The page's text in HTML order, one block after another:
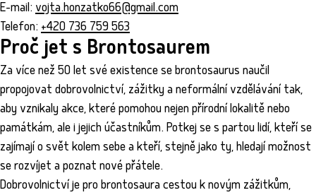
E-mail: vojta.honzatko66@gmail.com
Telefon: +420 736 759 563
Proč jet s Brontosaurem
Za více než 50 let své existence se brontosaurus naučil
propojovat dobrovolnictví, zážitky a neformální vzdělávání tak,
aby vznikaly akce, které pomohou nejen přírodní lokalitě nebo
památkám, ale i jejich účastníkům. Potkej se s partou lidí, kteří se
zajímají o svět kolem sebe a kteří, stejně jako ty, hledají možnost
se rozvíjet a poznat nové přátele.
Dobrovolnictví je pro brontosaura cestou k novým zážitkům,